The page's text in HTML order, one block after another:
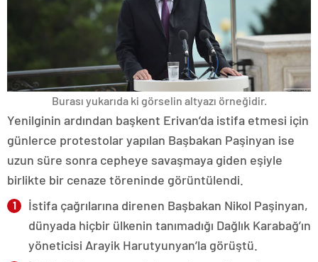
Burası yukarıda ki görselin altyazı örneğidir.
Yenilginin ardından başkent Erivan’da istifa etmesi için
günlerce protestolar yapılan Başbakan Paşinyan ise
uzun süre sonra cepheye savaşmaya giden eşiyle
birlikte bir cenaze töreninde görüntülendi.
İstifa çağrılarına direnen Başbakan Nikol Paşinyan,
dünyada hiçbir ülkenin tanımadığı Dağlık Karabağ’ın
yöneticisi Arayik Harutyunyan’la görüştü.